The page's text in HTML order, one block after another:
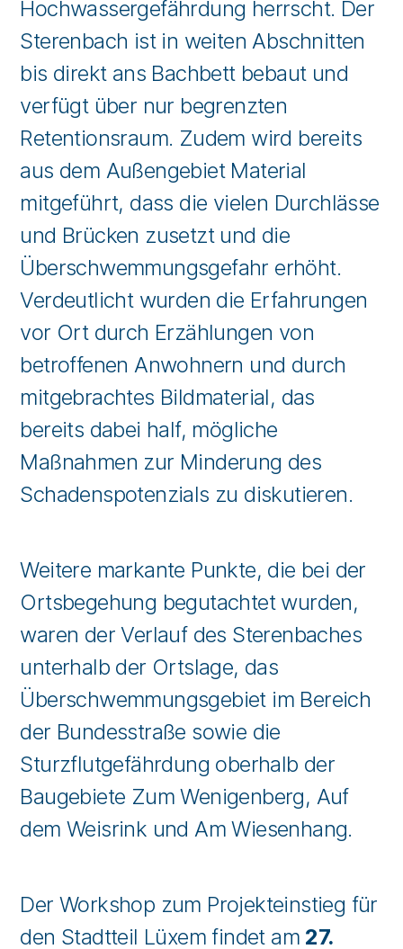
Hochwassergefährdung herrscht. Der
Sterenbach ist in weiten Abschnitten
bis direkt ans Bachbett bebaut und
verfügt über nur begrenzten
Retentionsraum. Zudem wird bereits
aus dem Außengebiet Material
mitgeführt, dass die vielen Durchlässe
und Brücken zusetzt und die
Überschwemmungsgefahr erhöht.
Verdeutlicht wurden die Erfahrungen
vor Ort durch Erzählungen von
betroffenen Anwohnern und durch
mitgebrachtes Bildmaterial, das
bereits dabei half, mögliche
Maßnahmen zur Minderung des
Schadenspotenzials zu diskutieren.
Weitere markante Punkte, die bei der
Ortsbegehung begutachtet wurden,
waren der Verlauf des Sterenbaches
unterhalb der Ortslage, das
Überschwemmungsgebiet im Bereich
der Bundesstraße sowie die
Sturzflutgefährdung oberhalb der
Baugebiete Zum Wenigenberg, Auf
dem Weisrink und Am Wiesenhang.
Der Workshop zum Projekteinstieg für
den Stadtteil Lüxem findet am 27.